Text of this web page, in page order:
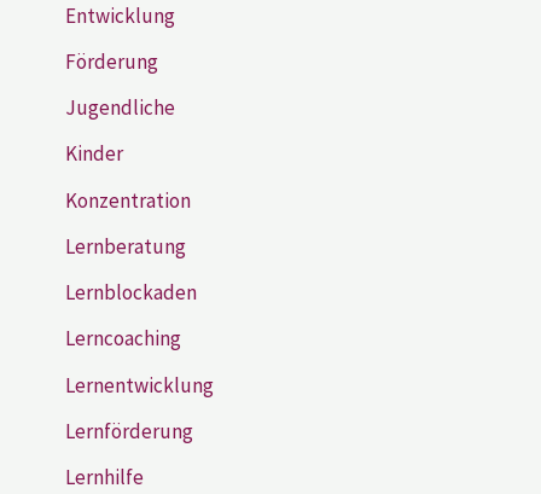
Entwicklung
Förderung
Jugendliche
Kinder
Konzentration
Lernberatung
Lernblockaden
Lerncoaching
Lernentwicklung
Lernförderung
Lernhilfe